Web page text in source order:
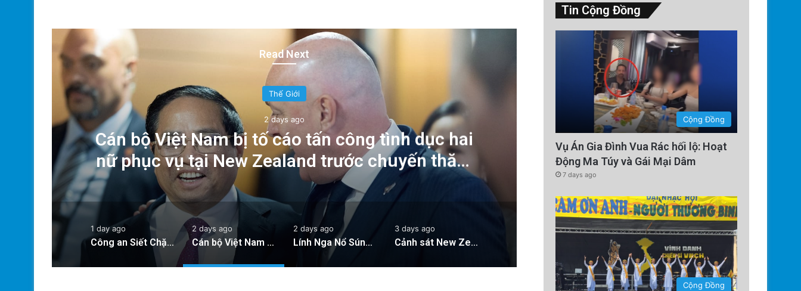
Read Next
Thế Giới
2 days ago
Cán bộ Việt Nam bị tố cáo tấn công tình dục hai
nữ phục vụ tại New Zealand trước chuyến thăm
của Thủ tướng Chính
Lính Nga Nổ Súng Giết Đồng
Thường Tại
1 day ago
Công an Siết Chặt Quản Lý Người Dùng Mạng Xã Hội: Nhận Diện ‘Phản Động’ Theo Quan Điểm Đảng Cộng Sản Việt Nam
2 days ago
Cán bộ Việt Nam bị tố cáo tấn công tình dục hai nữ phục vụ tại New Zealand trước chuyến thăm của Thủ tướng Chính
2 days ago
Lính Nga Nổ Súng Giết Đồng Đội và Tấn Công Dân Thường Tại Crimea
3 days ago
Cảnh sát New Zealand bày tỏ lo ngại về hành động của hai quan chức Việt Nam
Tin Cộng Đồng
Cộng Đồng
Vụ Án Gia Đình Vua Rác hối lộ: Hoạt
Động Ma Túy và Gái Mại Dâm
7 days ago
Cộng Đồng